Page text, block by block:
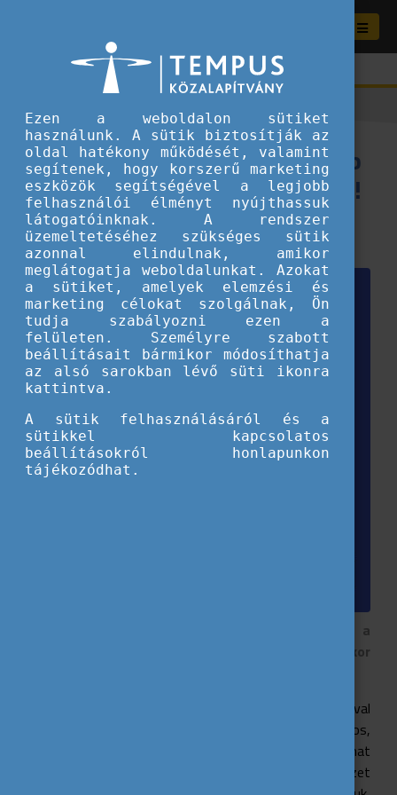
5+1 kérdés, amit mindenképp
tegyél fel az ESC-s interjúdon!
2025.03.10.
Tippek és ötletek fiataloknak
Ha hosszú távú önkéntességre jelentkezel, a
kiválasztási folyamat része egy online interjú. Ekkor
Az Európai Szolidaritási Testület (ESC) támogatásával
. Fontos,
hogy ezt az időszakot gondos kiválasztási folyamat
előzze meg, amelynek részeként nemcsak a szervezet
Ezen a weboldalon sütiket
használunk. A sütik biztosítják az
oldal hatékony működését, valamint
segítenek, hogy korszerű marketing
eszközök segítségével a legjobb
felhasználói élményt nyújthassuk
látogatóinknak. A rendszer
üzemeltetéséhez szükséges sütik
azonnal elindulnak, amikor
meglátogatja weboldalunkat. Azokat
a sütiket, amelyek elemzési és
marketing célokat szolgálnak, Ön
tudja szabályozni ezen a
felületen. Személyre szabott
beállításait bármikor módosíthatja
az alsó sarokban lévő süti ikonra
kattintva.
A sütik felhasználásáról és a
sütikkel kapcsolatos
beállításokról honlapunkon
tájékozódhat.